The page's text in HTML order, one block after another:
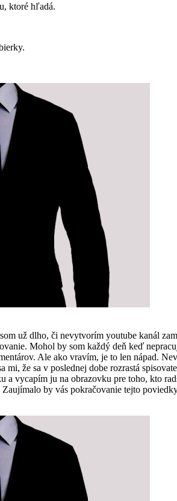
ktoré hľadá.
už dlho, či nevytvorím youtube kanál
Mohol by som každý deň keď
Ale ako vravím, je to len nápad.
mi, že sa v poslednej dobe rozrastá
a vycapím ju na obrazovku pre toho, kto
by vás pokračovanie tejto